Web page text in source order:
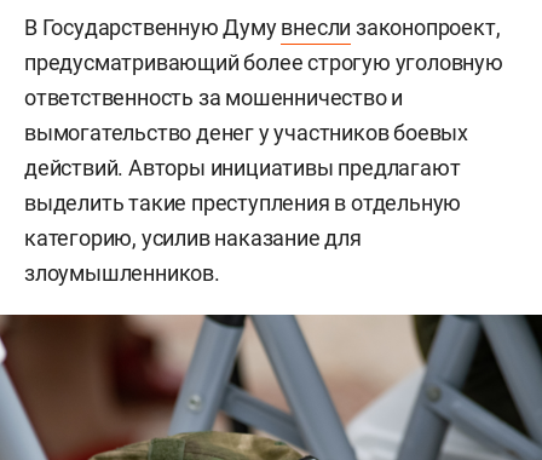
В Государственную Думувнесли законопроект,
предусматривающий более строгую уголовную
ответственность за мошенничество и
вымогательство денег у участников боевых
действий. Авторы инициативы предлагают
выделить такие преступления в отдельную
категорию, усилив наказание для
злоумышленников.